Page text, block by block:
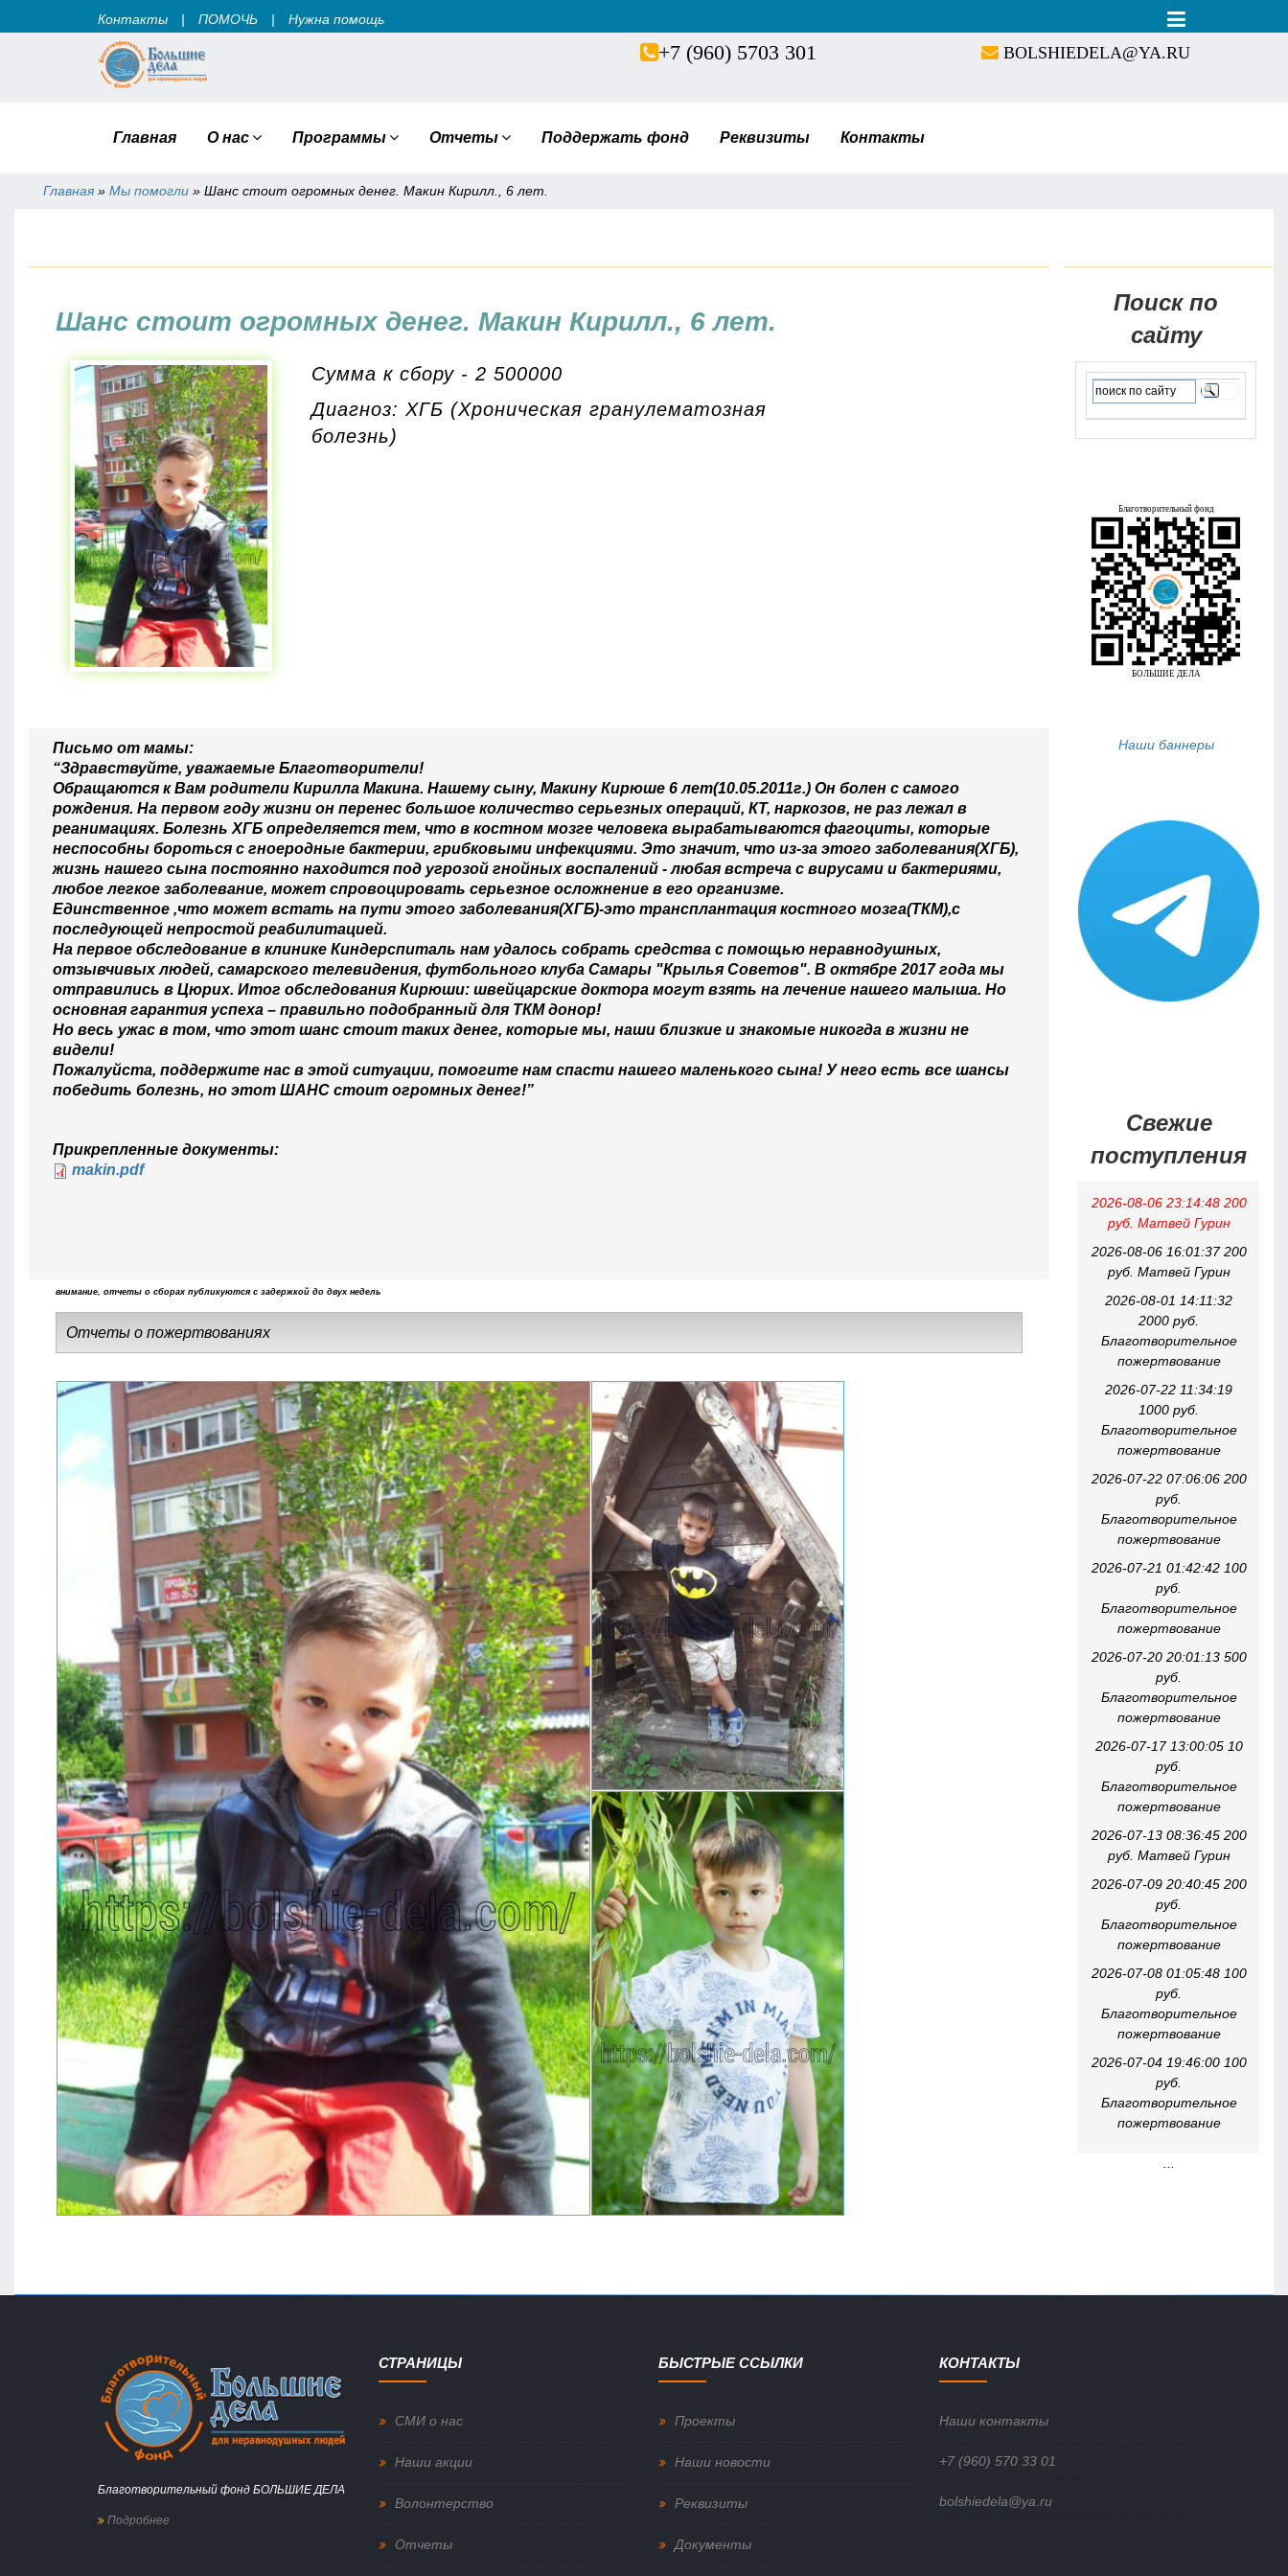
Контакты | ПОМОЧЬ | Нужна помощь
+7 (960) 5703 301 BOLSHIEDELA@YA.RU
Главная О нас Программы Отчеты Поддержать фонд Реквизиты Контакты
Главная » Мы помогли » Шанс стоит огромных денег. Макин Кирилл., 6 лет.
Шанс стоит огромных денег. Макин Кирилл., 6 лет.
Сумма к сбору - 2 500000
Диагноз: ХГБ (Хроническая гранулематозная
болезнь)
Письмо от мамы:
“Здравствуйте, уважаемые Благотворители!
Обращаются к Вам родители Кирилла Макина. Нашему сыну, Макину Кирюше 6 лет(10.05.2011г.) Он болен с самого
рождения. На первом году жизни он перенес большое количество серьезных операций, КТ, наркозов, не раз лежал в
реанимациях. Болезнь ХГБ определяется тем, что в костном мозге человека вырабатываются фагоциты, которые
неспособны бороться с гноеродные бактерии, грибковыми инфекциями. Это значит, что из-за этого заболевания(ХГБ),
жизнь нашего сына постоянно находится под угрозой гнойных воспалений - любая встреча с вирусами и бактериями,
любое легкое заболевание, может спровоцировать серьезное осложнение в его организме.
Единственное ,что может встать на пути этого заболевания(ХГБ)-это трансплантация костного мозга(ТКМ),с
последующей непростой реабилитацией.
На первое обследование в клинике Киндерспиталь нам удалось собрать средства с помощью неравнодушных,
отзывчивых людей, самарского телевидения, футбольного клуба Самары "Крылья Советов". В октябре 2017 года мы
отправились в Цюрих. Итог обследования Кирюши: швейцарские доктора могут взять на лечение нашего малыша. Но
основная гарантия успеха – правильно подобранный для ТКМ донор!
Но весь ужас в том, что этот шанс стоит таких денег, которые мы, наши близкие и знакомые никогда в жизни не
видели!
Пожалуйста, поддержите нас в этой ситуации, помогите нам спасти нашего маленького сына! У него есть все шансы
победить болезнь, но этот ШАНС стоит огромных денег!”
Прикрепленные документы:
makin.pdf
внимание, отчеты о сборах публикуются с задержкой до двух недель
Отчеты о пожертвованиях
Поиск по
сайту
Наши баннеры
Свежие
поступления
2026-08-06 23:14:48 200
руб. Матвей Гурин
2026-08-06 16:01:37 200
руб. Матвей Гурин
2026-08-01 14:11:32
2000 руб.
Благотворительное
пожертвование
2026-07-22 11:34:19
1000 руб.
Благотворительное
пожертвование
2026-07-22 07:06:06 200
руб.
Благотворительное
пожертвование
2026-07-21 01:42:42 100
руб.
Благотворительное
пожертвование
2026-07-20 20:01:13 500
руб.
Благотворительное
пожертвование
2026-07-17 13:00:05 10
руб.
Благотворительное
пожертвование
2026-07-13 08:36:45 200
руб. Матвей Гурин
2026-07-09 20:40:45 200
руб.
Благотворительное
пожертвование
2026-07-08 01:05:48 100
руб.
Благотворительное
пожертвование
2026-07-04 19:46:00 100
руб.
Благотворительное
пожертвование
...
Благотворительный фонд БОЛЬШИЕ ДЕЛА
Подробнее
СТРАНИЦЫ
СМИ о нас
Наши акции
Волонтерство
Отчеты
БЫСТРЫЕ ССЫЛКИ
Проекты
Наши новости
Реквизиты
Документы
КОНТАКТЫ
Наши контакты
+7 (960) 570 33 01
bolshiedela@ya.ru